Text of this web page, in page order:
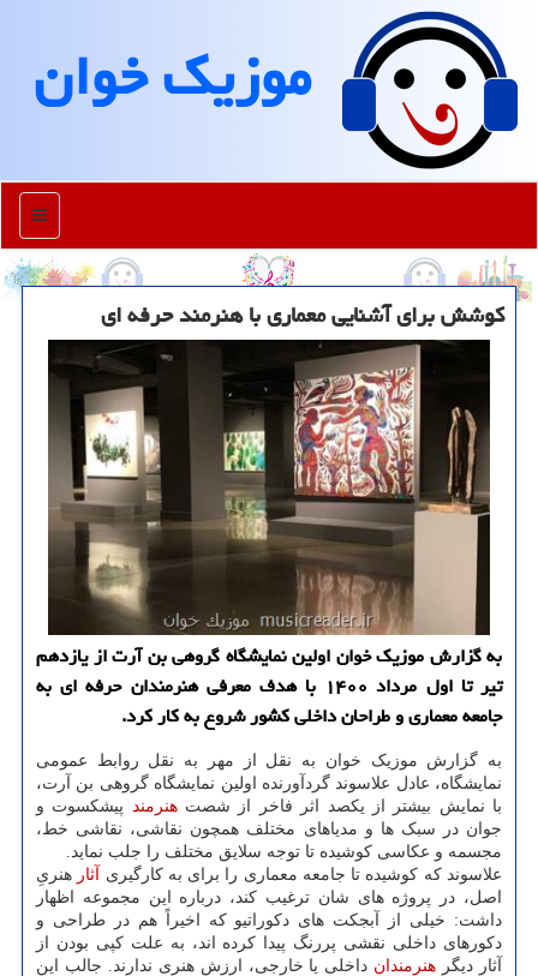
موزیك خوان
منو
كوشش برای آشنایی معماری با هنرمند حرفه ای
به گزارش موزیک خوان اولین نمایشگاه گروهی بن آرت از یازدهم
تیر تا اول مرداد ۱۴۰۰ با هدف معرفی هنرمندان حرفه ای به
جامعه معماری و طراحان داخلی کشور شروع به کار کرد.
به گزارش موزیک خوان به نقل از مهر به نقل روابط عمومی
نمایشگاه، عادل علاسوند گردآورنده اولین نمایشگاه گروهی بن آرت،
با نمایش بیشتر از یکصد اثر فاخر از شصتهنرمند
پیشکسوت و
جوان در سبک ها و مدیاهای مختلف همچون نقاشی، نقاشی خط،
مجسمه و عکاسی کوشیده تا توجه سلایق مختلف را جلب نماید.
علاسوند که کوشیده تا جامعه معماری را برای به کارگیری آثار هنریِ
اصل، در پروژه های شان ترغیب کند، درباره این مجموعه اظهار
داشت: خیلی از آبجکت های دکوراتیو که اخیراً هم در طراحی و
دکورهای داخلی نقشی پررنگ پیدا کرده اند، به علت کپی بودن از
آثار دیگر هنرمندان داخلی یا خارجی، ارزش هنری ندارند. جالب این